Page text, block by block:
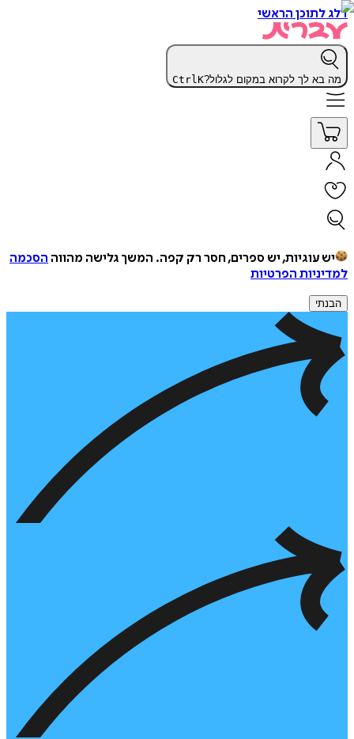
דלג לתוכן הראשי
מה בא לך לקרוא במקום לגלול? CtrlK
יש עוגיות, יש ספרים, חסר רק קפה. המשך גלישה מהווה הסכמה
למדיניות הפרטיות
הבנתי